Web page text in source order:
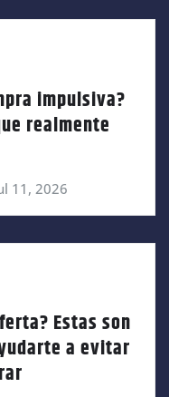
impulsiva?
realmente
11, 2026
Estas son
a evitar